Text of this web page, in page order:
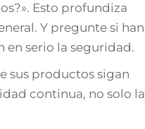
Esto profundiza
Y pregunte si han
en serio la seguridad.
sus productos sigan
continua, no solo la